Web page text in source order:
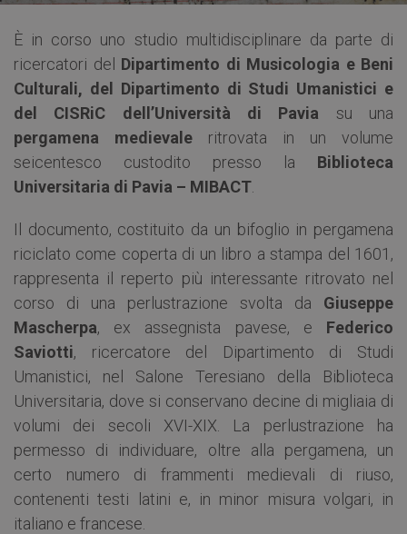
È in corso uno studio multidisciplinare da parte di
ricercatori del Dipartimento di Musicologia e Beni
Culturali, del Dipartimento di Studi Umanistici e
del CISRiC dell’Università di Pavia su una
pergamena medievale ritrovata in un volume
seicentesco custodito presso la Biblioteca
Universitaria di Pavia – MIBACT
Il documento, costituito da un bifoglio in pergamena
riciclato come coperta di un libro a stampa del 1601,
rappresenta il reperto più interessante ritrovato nel
corso di una perlustrazione svolta da Giuseppe
Mascherpa, ex assegnista pavese, e Federico
Saviotti, ricercatore del Dipartimento di Studi
Umanistici, nel Salone Teresiano della Biblioteca
Universitaria, dove si conservano decine di migliaia di
volumi dei secoli XVI-XIX. La perlustrazione ha
permesso di individuare, oltre alla pergamena, un
certo numero di frammenti medievali di riuso,
contenenti testi latini e, in minor misura volgari, in
italiano e francese.